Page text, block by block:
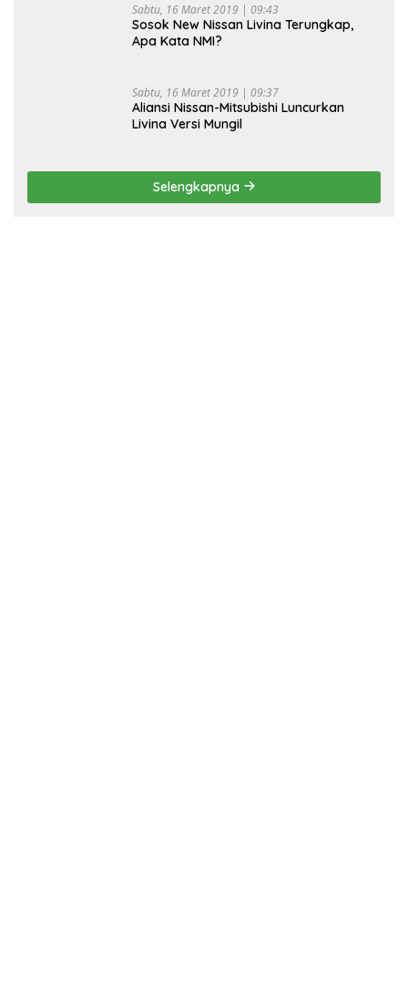
Sabtu, 16 Maret 2019 | 09:43
Sosok New Nissan Livina Terungkap,
Apa Kata NMI?
Sabtu, 16 Maret 2019 | 09:37
Aliansi Nissan-Mitsubishi Luncurkan
Livina Versi Mungil
Selengkapnya